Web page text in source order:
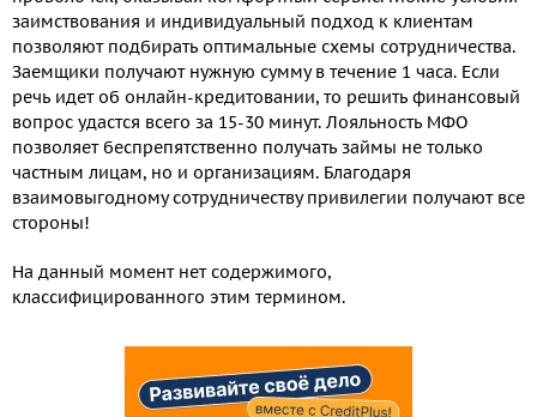
заимствования и индивидуальный подход к клиентам
позволяют подбирать оптимальные схемы сотрудничества.
Заемщики получают нужную сумму в течение 1 часа. Если
речь идет об онлайн-кредитовании, то решить финансовый
вопрос удастся всего за 15-30 минут. Лояльность МФО
позволяет беспрепятственно получать займы не только
частным лицам, но и организациям. Благодаря
взаимовыгодному сотрудничеству привилегии получают все
стороны!
На данный момент нет содержимого,
классифицированного этим термином.